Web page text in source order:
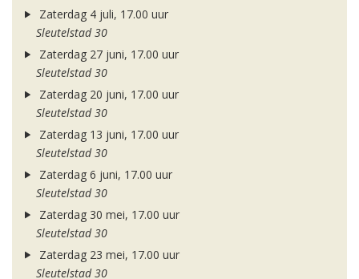
Zaterdag 4 juli, 17.00 uur
Sleutelstad 30
Zaterdag 27 juni, 17.00 uur
Sleutelstad 30
Zaterdag 20 juni, 17.00 uur
Sleutelstad 30
Zaterdag 13 juni, 17.00 uur
Sleutelstad 30
Zaterdag 6 juni, 17.00 uur
Sleutelstad 30
Zaterdag 30 mei, 17.00 uur
Sleutelstad 30
Zaterdag 23 mei, 17.00 uur
Sleutelstad 30